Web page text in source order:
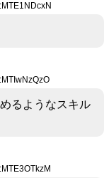
るようなスキル